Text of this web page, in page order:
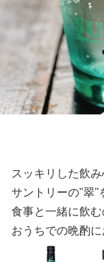
スッキリした飲
サントリーの"翠"
食事と一緒に飲む
おうちでの晩酌に